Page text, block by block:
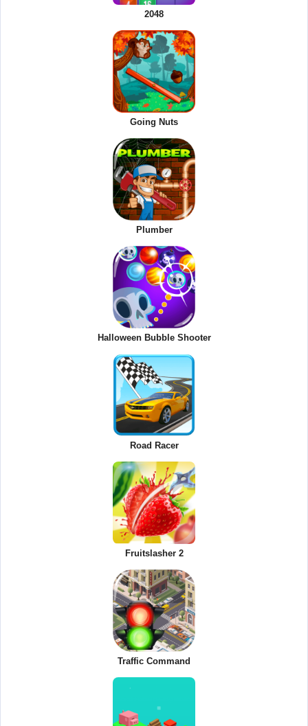
2048
Going Nuts
Plumber
Halloween Bubble Shooter
Road Racer
Fruitslasher 2
Traffic Command